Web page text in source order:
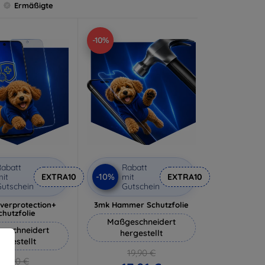
Ermäßigte
EXTRA10
18,90 €
-10%
-10%
Rabatt
mit
Gutschein
EXTRA10
3mk Hammer Schutzfolie
Maßgeschneidert
hergestellt
19,90 €